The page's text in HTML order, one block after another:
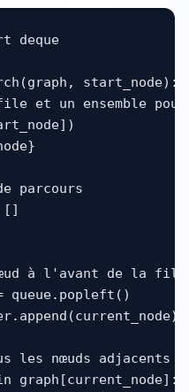
deque
start_node):
et un ensemble
parcours
à l'avant de la file
queue.popleft()
les nœuds adjacents
graph[current_node]: